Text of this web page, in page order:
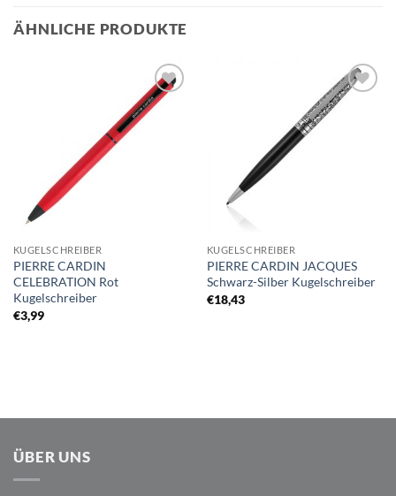
ÄHNLICHE PRODUKTE
Auf die
Merkliste
KUGELSCHREIBER
PIERRE CARDIN
CELEBRATION Rot
Kugelschreiber
€3,99
Auf die
KUGELSCHREIBER
PIERRE CARDIN JACQUES
Schwarz-Silber Kugelschreiber
€18,43
ÜBER UNS